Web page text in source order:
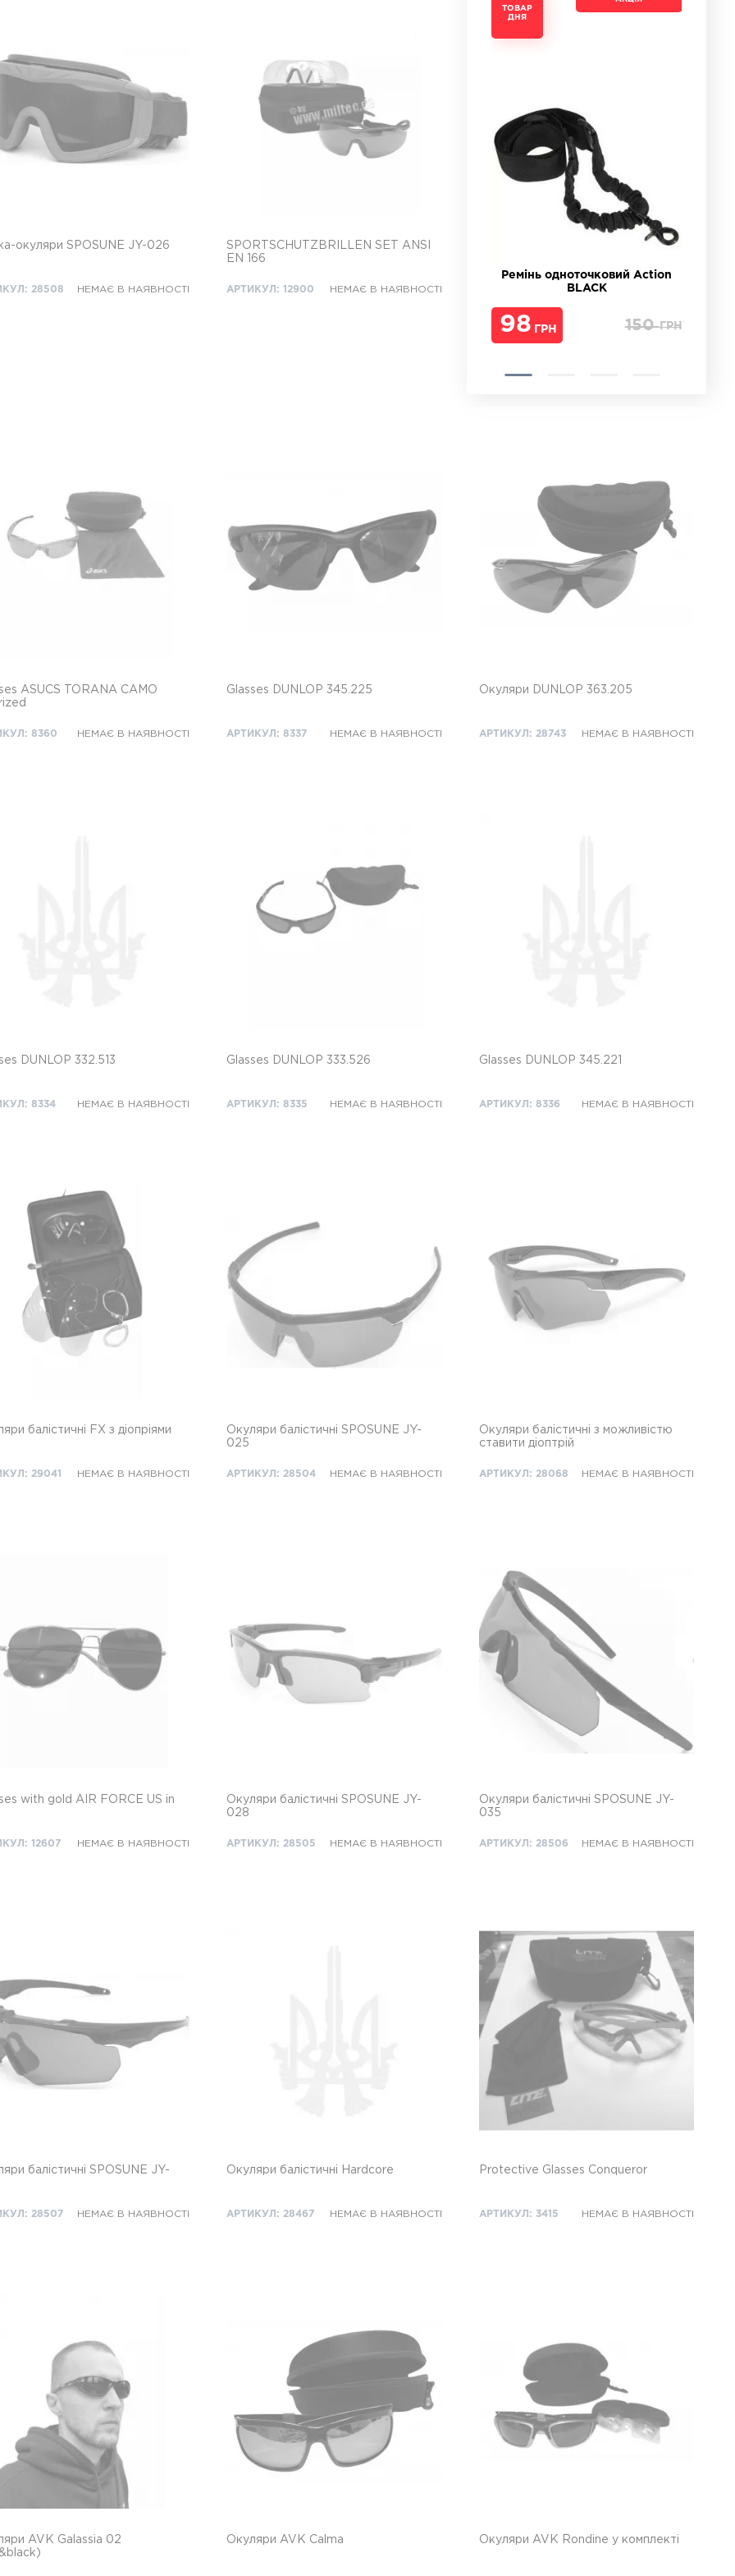
окуляри SPOSUNE JY-026
28508 НЕМАЄ В НАЯВНОСТІ
SPORTSCHUTZBRILLEN SET ANSI
EN 166
АРТИКУЛ: 12900 НЕМАЄ В НАЯВНОСТІ
ТОВАР
ДНЯ
Ремінь одноточковий Action
BLACK
98 ГРН 150ГРН
ТОВАР
ДНЯ
ГРН ГРН
ТОВАР
ДНЯ
ГРН ГРН
ТОВАР
ДНЯ
ГРН
ASUCS TORANA CAMO
8360 НЕМАЄ В НАЯВНОСТІ
Glasses DUNLOP 345.225
АРТИКУЛ: 8337 НЕМАЄ В НАЯВНОСТІ
Окуляри DUNLOP 363.205
АРТИКУЛ: 28743 НЕМАЄ В НАЯВНОСТІ
DUNLOP 332.513
8334 НЕМАЄ В НАЯВНОСТІ
Glasses DUNLOP 333.526
АРТИКУЛ: 8335 НЕМАЄ В НАЯВНОСТІ
Glasses DUNLOP 345.221
АРТИКУЛ: 8336 НЕМАЄ В НАЯВНОСТІ
балістичні FX з діопріями
29041 НЕМАЄ В НАЯВНОСТІ
Окуляри балістичні SPOSUNE JY-
025
АРТИКУЛ: 28504 НЕМАЄ В НАЯВНОСТІ
Окуляри балістичні з можливістю
ставити діоптрій
АРТИКУЛ: 28068 НЕМАЄ В НАЯВНОСТІ
with gold AIR FORCE US in
12607 НЕМАЄ В НАЯВНОСТІ
Окуляри балістичні SPOSUNE JY-
028
АРТИКУЛ: 28505 НЕМАЄ В НАЯВНОСТІ
Окуляри балістичні SPOSUNE JY-
035
АРТИКУЛ: 28506 НЕМАЄ В НАЯВНОСТІ
балістичні SPOSUNE JY-
28507 НЕМАЄ В НАЯВНОСТІ
Окуляри балістичні Hardcore
АРТИКУЛ: 28467 НЕМАЄ В НАЯВНОСТІ
Protective Glasses Conqueror
АРТИКУЛ: 3415 НЕМАЄ В НАЯВНОСТІ
AVK Galassia 02
Окуляри AVK Calma Окуляри AVK Rondine у комплекті